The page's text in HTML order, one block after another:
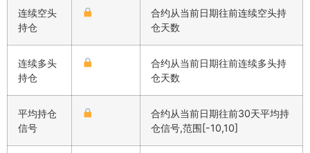
连续空头
持仓
合约从当前日期往前连续空头持
仓天数
连续多头
持仓
合约从当前日期往前连续多头持
仓天数
平均持仓
信号
合约从当前日期往前30天平均持
仓信号,范围[-10,10]